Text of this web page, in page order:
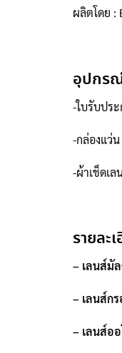
ผลิตโดย :
อุปกร
-ใบรับปร
-กล่องแว่น
-ผ้าเช็ดเล
รายละ
– เลนส์มั
– เลนส์ก
– เลนส์อ